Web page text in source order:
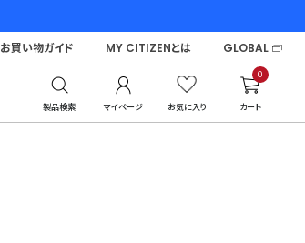
製品検索 マイページ お気に入り
0
カート
お買い物ガイド MY CITIZENとは GLOBAL